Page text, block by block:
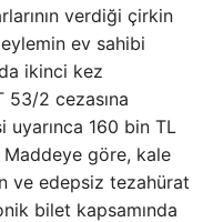
verdiği çirkin
ev sahibi
ikinci kez
53/2 cezasına
uyarınca 160 bin TL
Maddeye göre, kale
ve edepsiz tezahürat
bilet kapsamında